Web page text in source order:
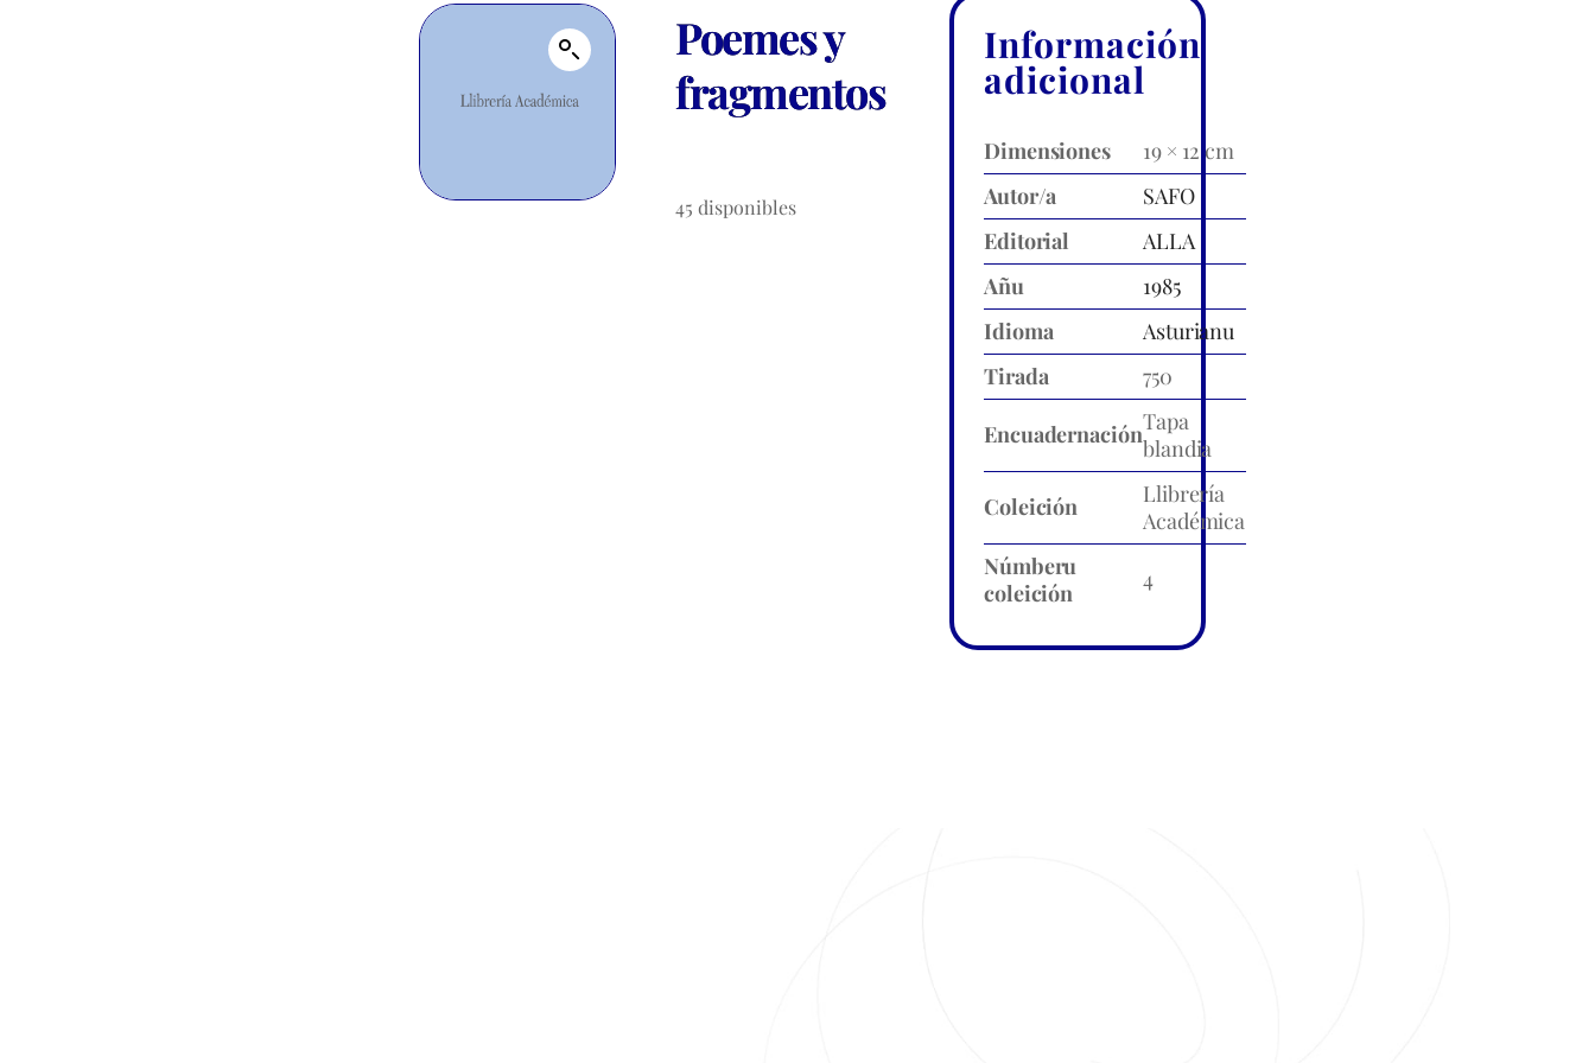
Poemes y
fragmentos
45 disponibles
Información
adicional
Dimensiones
19 × 12 cm
Autor/a
SAFO
Editorial
ALLA
Añu
1985
Idioma
Asturianu
Tirada
750
EncuadernaciónTapa
blandia
Coleición
Llibrería
Académica
Númberu
coleición
4